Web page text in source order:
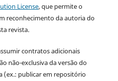
License, que permite o
reconhecimento da autoria do
revista.
contratos adicionais
não-exclusiva da versão do
(ex.: publicar em repositório